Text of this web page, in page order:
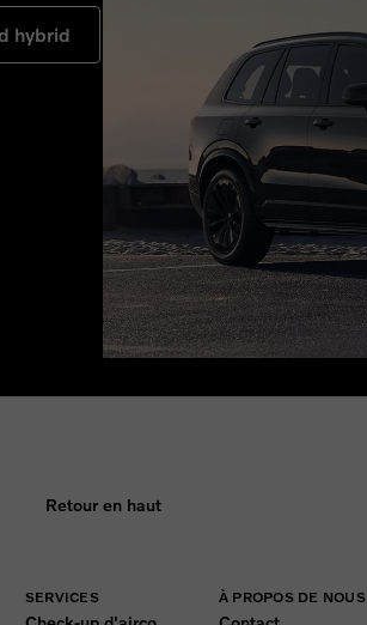
hybrid
Retour en haut
SERVICES À PROPOS DE NOUS